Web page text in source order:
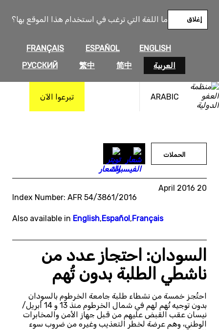
ما اللغة التي ترغب في استخدام هذا الموقع بها؟
ENGLISH
ESPAÑOL
FRANÇAIS
العربية
简中
繁中
РУССКИЙ
إغلاق
ARABIC تبرعوا الآن
المحتوى
الحملات
20 April 2016
Index Number: AFR 54/3861/2016
Also available in English,Español,Français
السودان: احتجاز عدد من
ناشطي الطلبة بدون تُهم
احتُجز خمسة من نشطاء طلبة جامعة الخرطوم بالسودان
بدون توجيه تُهم لهم في شمال الخرطوم منذ 13 و 14 أبريل/
نيسان عقب القبض عليهم من قبل جهاز الأمن والمخابرات
الوطني، وهم عرضة لخطر التعذيب وغيره من ضروب سوء